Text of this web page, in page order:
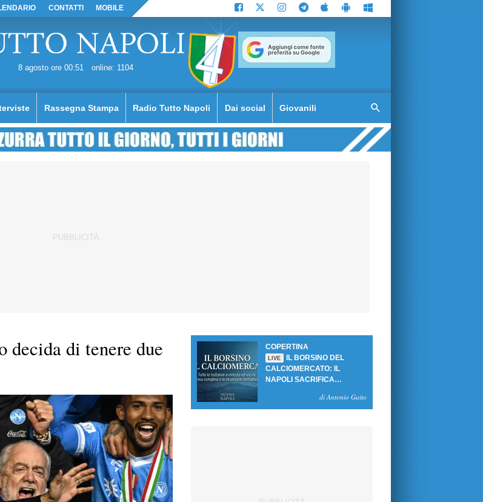
CONTATTI MOBILE
8 agosto ore 00:51 online: 1104
Rassegna Stampa Radio Tutto Napoli Dai social Giovanili
di tenere due
COPERTINA
LIVE
IL BORSINO DEL
CALCIOMERCATO: IL
NAPOLI SACRIFICA
SBLOCCANO ARRIVIdi Antonio Gaito